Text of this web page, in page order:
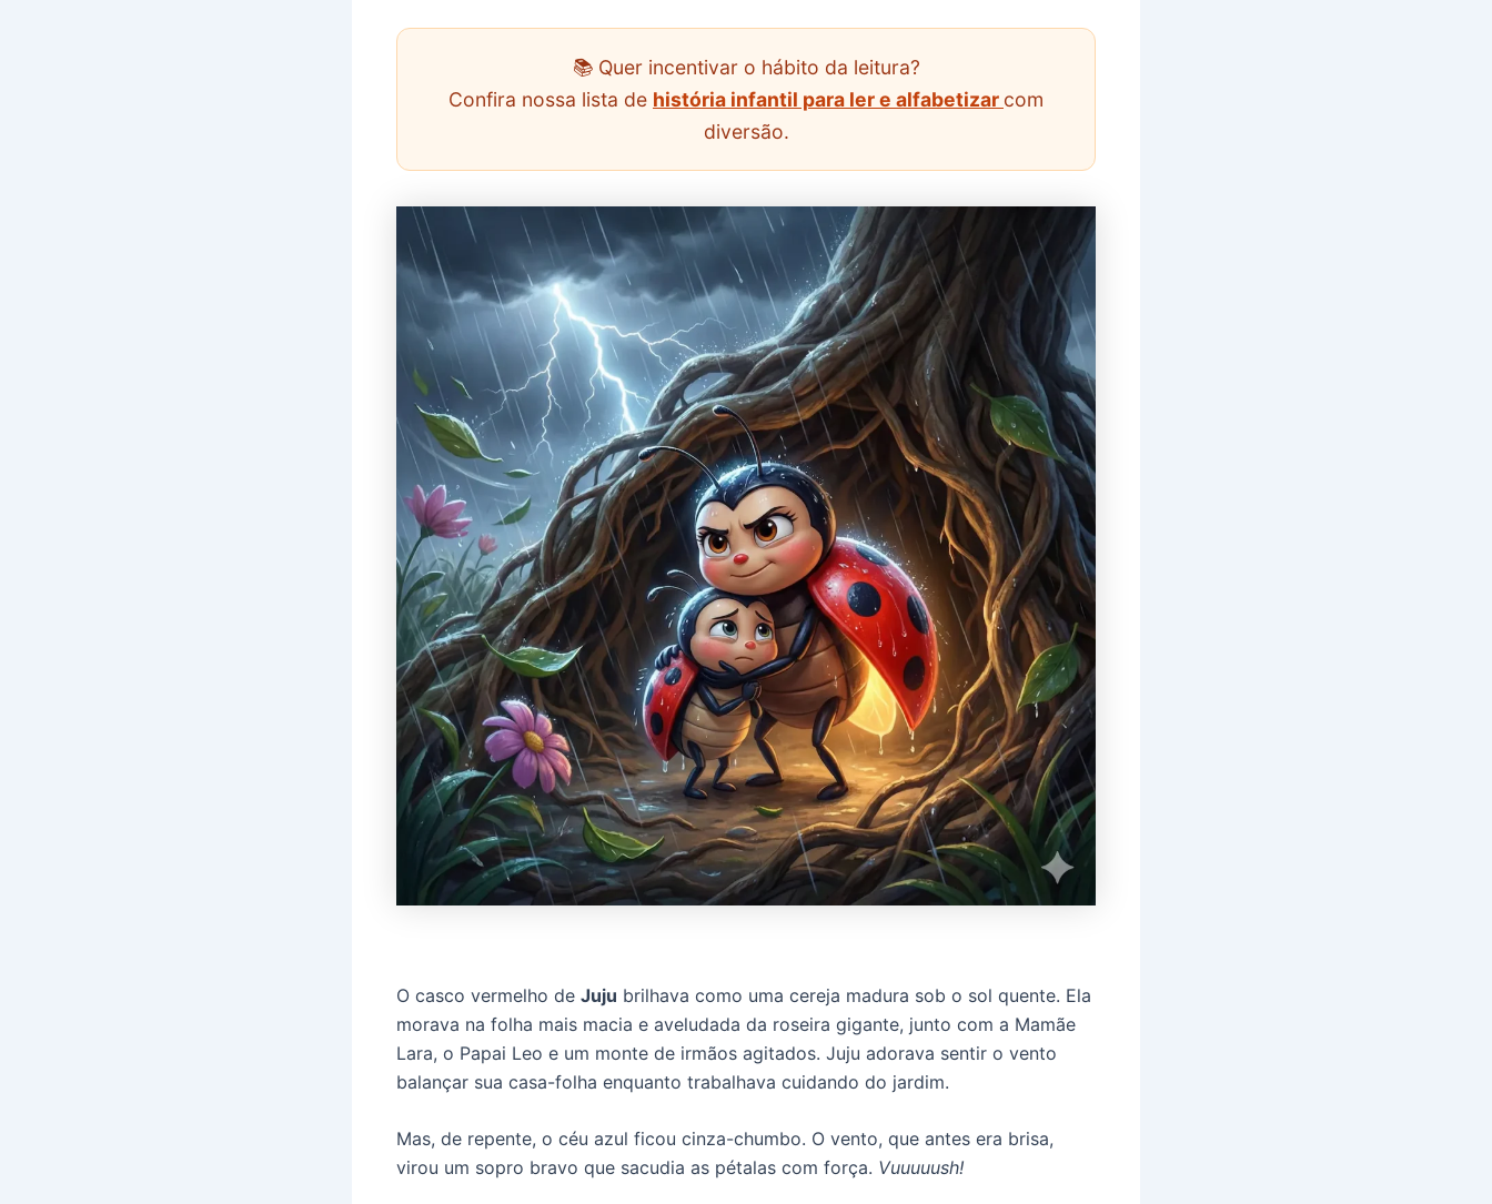
📚 Quer incentivar o hábito da leitura?
Confira nossa lista de história infantil para ler e alfabetizar com
diversão.
O casco vermelho de Juju brilhava como uma cereja madura sob o sol quente. Ela
morava na folha mais macia e aveludada da roseira gigante, junto com a Mamãe
Lara, o Papai Leo e um monte de irmãos agitados. Juju adorava sentir o vento
balançar sua casa-folha enquanto trabalhava cuidando do jardim.
Mas, de repente, o céu azul ficou cinza-chumbo. O vento, que antes era brisa,
virou um sopro bravo que sacudia as pétalas com força. Vuuuuush!